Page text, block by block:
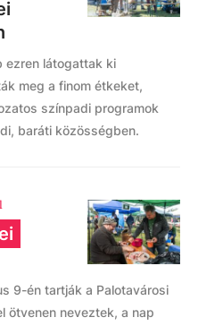
ezren látogattak ki
meg a finom étkeket,
színpadi programok
baráti közösségben.
9-én tartják a Palotavárosi
ötvenen neveztek, a nap